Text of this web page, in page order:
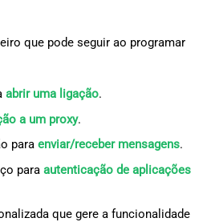
que pode seguir ao programar
abrir uma ligação.
a um proxy.
para enviar/receber mensagens.
para autenticação de aplicações
que gere a funcionalidade